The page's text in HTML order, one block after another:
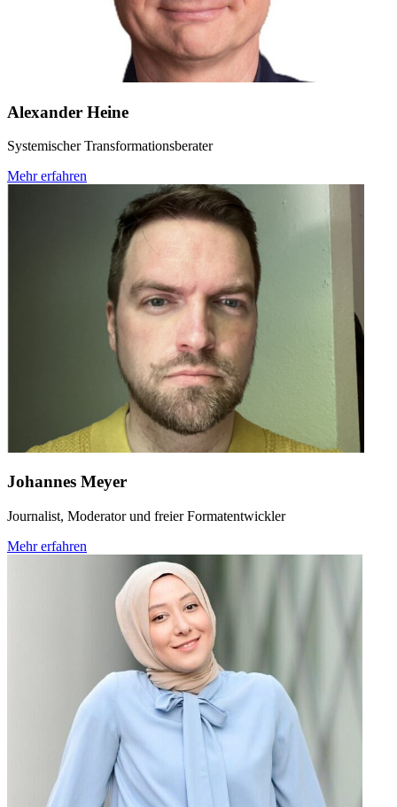
Alexander Heine
Systemischer Transformationsberater
Mehr erfahren
Johannes Meyer
Journalist, Moderator und freier Formatentwickler
Mehr erfahren